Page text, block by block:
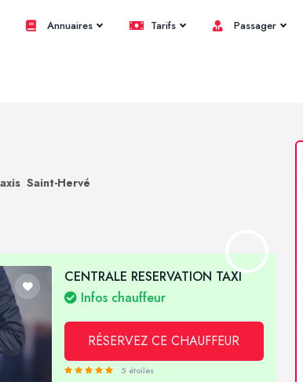
Annuaires Tarifs Passager
Saint-Hervé
CENTRALE RESERVATION TAXI
Infos chauffeur
RÉSERVEZ CE CHAUFFEUR
5 étoiles